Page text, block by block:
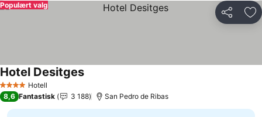
Del
Populært valg
4 StjernerHotell
Hotel Desitges
8,6 Fantastisk 3 188 San Pedro de Ribas